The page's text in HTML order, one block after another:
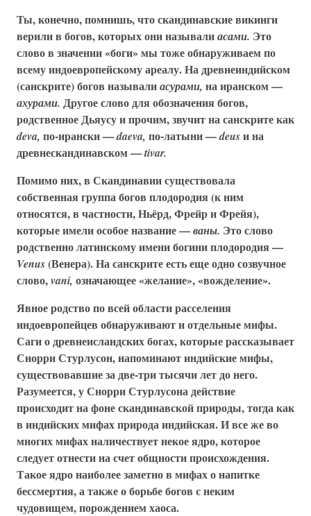
Ты, конечно, помнишь, что скандинавские викинги
верили в богов, которых они называлиасами. Это
слово в значении «боги» мы тоже обнаруживаем по
всему индоевропейскому ареалу. На древнеиндийском
(санскрите) богов называлиасурами, на иранском —
ахурами. Другое слово для обозначения богов,
родственное Дьяусу и прочим, звучит на санскрите как
deva, по-ирански —daeva, по-латыни —deusи на
древнескандинавском —tivar.
Помимо них, в Скандинавии существовала
собственная группа богов плодородия (к ним
относятся, в частности, Ньёрд, Фрейр и Фрейя),
которые имели особое название —ваны. Это слово
родственно латинскому имени богини плодородия —
Venus(Венера). На санскрите есть еще одно созвучное
слово,vani, означающее «желание», «вожделение».
Явное родство по всей области расселения
индоевропейцев обнаруживают и отдельные мифы.
Саги о древнеисландских богах, которые рассказывает
Снорри Стурлусон, напоминают индийские мифы,
существовавшие за две-три тысячи лет до него.
Разумеется, у Снорри Стурлусона действие
происходит на фоне скандинавской природы, тогда как
в индийских мифах природа индийская. И все же во
многих мифах наличествует некое ядро, которое
следует отнести на счет общности происхождения.
Такое ядро наиболее заметно в мифах о напитке
бессмертия, а также о борьбе богов с неким
чудовищем, порождением хаоса.